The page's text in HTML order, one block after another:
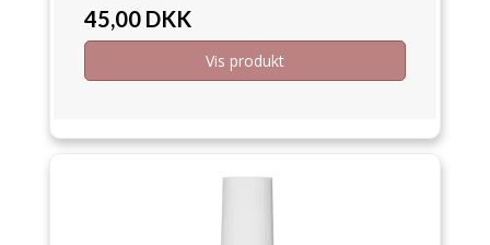
45,00 DKK
Vis produkt